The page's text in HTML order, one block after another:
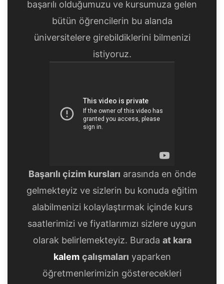
başarılı olduğumuzu ve kursumuza gelen
bütün öğrencilerin bu alanda
üniversitelere girebildiklerini bilmenizi
istiyoruz.
Başarılı çizim kursları arasında en önde
gelmekteyiz ve sizlerin bu konuda eğitim
alabilmenizi kolaylaştırmak içinde kurs
saatlerimizi ve fiyatlarımızı sizlere uygun
olarak belirlemekteyiz. Burada at kara
kalem çalışmaları yaparken
öğretmenlerimizin gösterecekleri